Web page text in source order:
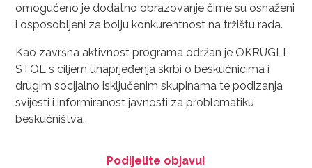
omogućeno je dodatno obrazovanje čime su osnaženi
i osposobljeni za bolju konkurentnost na tržištu rada.
Kao završna aktivnost programa održan je OKRUGLI
STOL s ciljem unaprjeđenja skrbi o beskućnicima i
drugim socijalno isključenim skupinama te podizanja
svijesti i informiranost javnosti za problematiku
beskućništva.
Podijelite objavu!